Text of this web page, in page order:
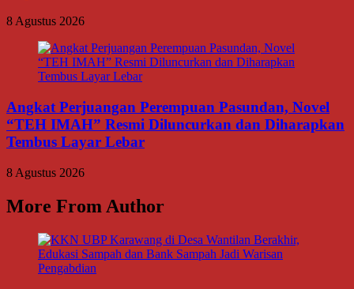
8 Agustus 2026
Angkat Perjuangan Perempuan Pasundan, Novel
“TEH IMAH” Resmi Diluncurkan dan Diharapkan
Tembus Layar Lebar
8 Agustus 2026
More From Author